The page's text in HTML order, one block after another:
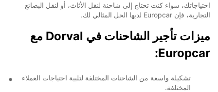
احتياجاتك، سواء كنت تحتاج إلى شاحنة لنقل الأثاث، أو لنقل البضائع
التجارية، فإن Europcar لديها الحل المثالي لك.
ميزات تأجير الشاحنات في Dorval مع
Europcar:
تشكيلة واسعة من الشاحنات المختلفة لتلبية احتياجات العملاء
المختلفة.